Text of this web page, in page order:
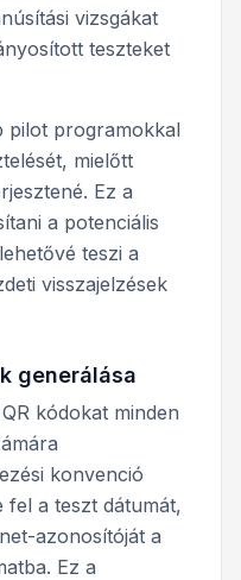
vizsgákat
teszteket
pilot programokkal
mielőtt
Ez a
a potenciális
teszi a
visszajelzések
generálása
kódokat minden
konvenció
fel a teszt dátumát,
azonosítóját a
Ez a